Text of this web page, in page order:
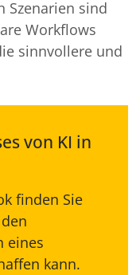
Szenarien sind
Workflows
sinnvollere und
von KI in
finden Sie
eines
kann.